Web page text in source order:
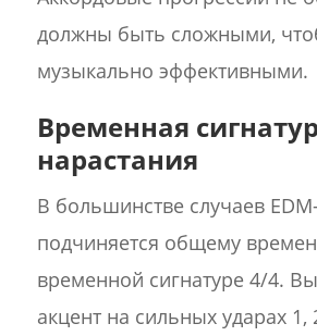
должны быть сложными,
музыкально эффективными.
Временная
нарастания
В большинстве случаев
подчиняется общему
временной сигнатуре 4/4.
акцент на сильных ударах 1,